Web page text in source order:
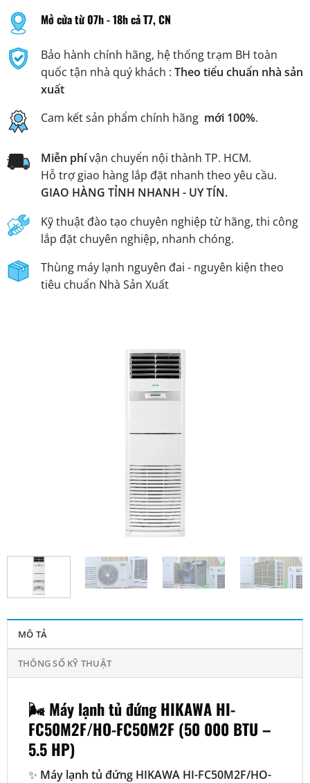
MÔ TẢ
THÔNG SỐ KỸ THUẬT
🌬️ Máy lạnh tủ đứng HIKAWA HI-
FC50M2F/HO-FC50M2F (50 000 BTU –
5.5 HP)
✨ Máy lạnh tủ đứng HIKAWA HI-FC50M2F/HO-
Mở cửa từ 07h - 18h cả T7, CN
Bảo hành chính hãng, hệ thống trạm BH toàn
quốc tận nhà quý khách : Theo tiểu chuẩn nhà sản
xuất
Cam kết sản phẩm chính hãng mới 100%.
Miễn phívận chuyển nội thành TP. HCM.
Hỗ trợ giao hàng lắp đặt nhanh theo yêu cầu.
GIAO HÀNG TỈNH NHANH - UY TÍN.
Kỹ thuật đào tạo chuyên nghiệp từ hãng, thi công
lắp đặt chuyên nghiệp, nhanh chóng.
Thùng máy lạnh nguyên đai - nguyên kiện theo
tiêu chuẩn Nhà Sản Xuất